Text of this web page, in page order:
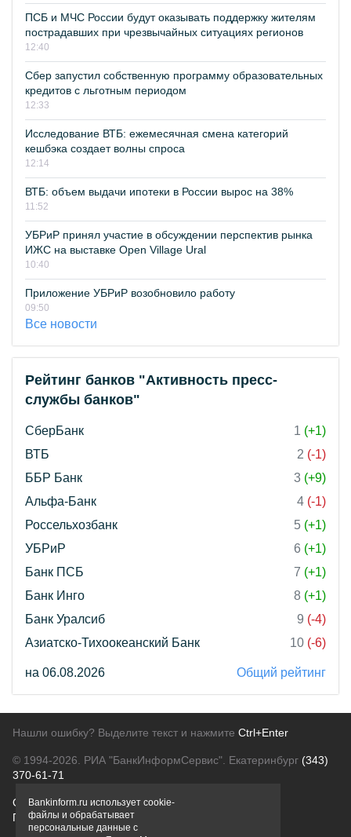
ПСБ и МЧС России будут оказывать поддержку жителям
пострадавших при чрезвычайных ситуациях регионов
12:40
Сбер запустил собственную программу образовательных
кредитов с льготным периодом
12:33
Исследование ВТБ: ежемесячная смена категорий
кешбэка создает волны спроса
12:14
ВТБ: объем выдачи ипотеки в России вырос на 38%
11:52
УБРиР принял участие в обсуждении перспектив рынка
ИЖС на выставке Open Village Ural
10:40
Приложение УБРиР возобновило работу
09:50
Все новости
Рейтинг банков "Активность пресс-
службы банков"
СберБанк 1 (+1)
ВТБ
2 (-1)
ББР Банк
3 (+9)
Альфа-Банк
4 (-1)
Россельхозбанк
5 (+1)
УБРиР
6 (+1)
Банк ПСБ
7 (+1)
Банк Инго
8 (+1)
Банк Уралсиб
9 (-4)
Азиатско-Тихоокеанский Банк
10 (-6)
на 06.08.2026 Общий рейтинг
Нашли ошибку? Выделите текст и нажмите Ctrl+Enter
© 1994-2026. РИА "БанкИнформСервис". Екатеринбург (343)
370-61-71
О проектеПолитика конфиденциальности
Правовая информацияДля рекламодателей
Bankinform.ru использует cookie-
файлы и обрабатывает
персональные данные с